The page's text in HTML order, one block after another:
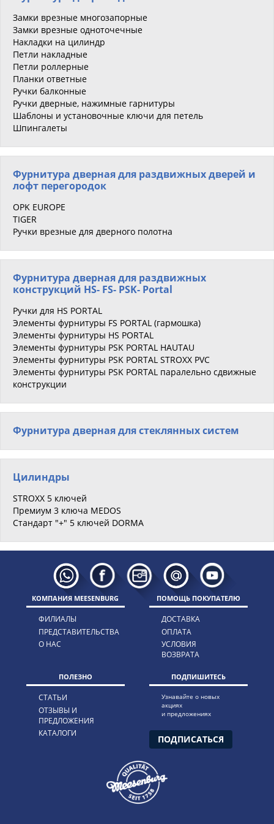
Замки врезные многозапорные
Замки врезные одноточечные
Накладки на цилиндр
Петли накладные
Петли роллерные
Планки ответные
Ручки балконные
Ручки дверные, нажимные гарнитуры
Шаблоны и установочные ключи для петель
Шпингалеты
Фурнитура дверная для раздвижных дверей и
лофт перегородок
OPK EUROPE
TIGER
Ручки врезные для дверного полотна
Фурнитура дверная для раздвижных
конструкций HS- FS- PSK- Portal
Ручки для HS PORTAL
Элементы фурнитуры FS PORTAL (гармошка)
Элементы фурнитуры HS PORTAL
Элементы фурнитуры PSK PORTAL HAUTAU
Элементы фурнитуры PSK PORTAL STROXX PVC
Элементы фурнитуры PSK PORTAL паралельно сдвижные
конструкции
Фурнитура дверная для стеклянных систем
Цилиндры
STROXX 5 ключей
Премиум 3 ключа MEDOS
Стандарт "+" 5 ключей DORMA
КОМПАНИЯ MEESENBURG
ФИЛИАЛЫ
ПРЕДСТАВИТЕЛЬСТВА
О НАС
ПОМОЩЬ ПОКУПАТЕЛЮ
ДОСТАВКА
ОПЛАТА
УСЛОВИЯ
ВОЗВРАТА
ПОЛЕЗНО
СТАТЬИ
ОТЗЫВЫ И
ПРЕДЛОЖЕНИЯ
КАТАЛОГИ
ПОДПИШИТЕСЬ
Узнавайте о новых
акциях
и предложениях
ПОДПИСАТЬСЯ